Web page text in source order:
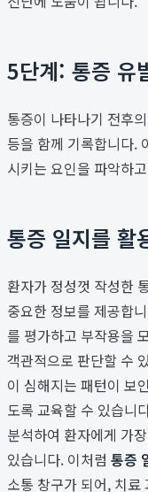
5단계: 통증 유
통증이 나타나기 전후
등을 함께 기록합니다.
시키는 요인을 파악하
통증 일지를 활
환자가 정성껏 작성한
중요한 정보를 제공합
를 평가하고 부작용을
객관적으로 판단할 수
이 심해지는 패턴이 보
도록 교육할 수 있습니
분석하여 환자에게 가
있습니다. 이처럼 통증
소통 창구가 되어, 치료